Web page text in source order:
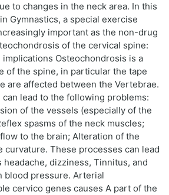
to changes in the neck area. In this
Gymnastics, a special exercise
important as the non-drug
of the cervical spine:
Osteochondrosis is a
of the spine, in particular the tape
are affected between the Vertebrae.
can lead to the following problems:
of the vessels (especially of the
spasms of the neck muscles;
to the brain; Alteration of the
curvature. These processes can lead
headache, dizziness, Tinnitus, and
blood pressure. Arterial
cervico genes causes A part of the